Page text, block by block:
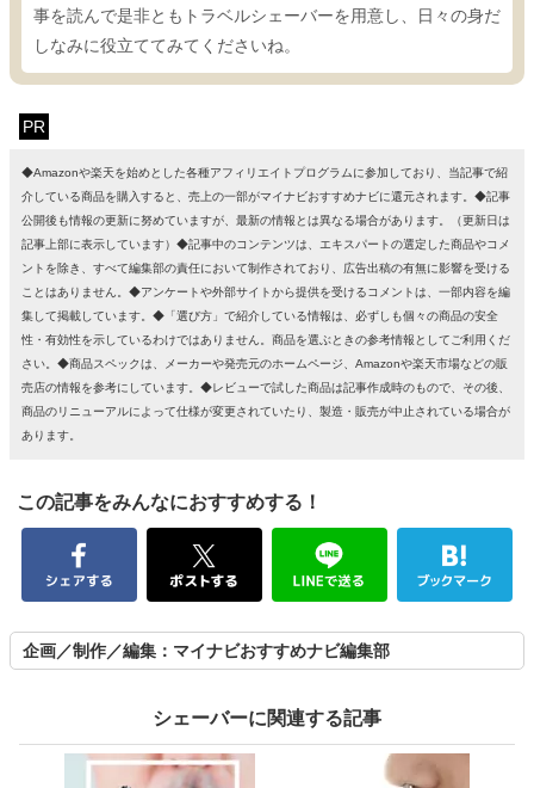
事を読んで是非ともトラベルシェーバーを用意し、日々の身だ
しなみに役立ててみてくださいね。
PR
◆Amazonや楽天を始めとした各種アフィリエイトプログラムに参加しており、当記事で紹
介している商品を購入すると、売上の一部がマイナビおすすめナビに還元されます。◆記事
公開後も情報の更新に努めていますが、最新の情報とは異なる場合があります。（更新日は
記事上部に表示しています）◆記事中のコンテンツは、エキスパートの選定した商品やコメ
ントを除き、すべて編集部の責任において制作されており、広告出稿の有無に影響を受ける
ことはありません。◆アンケートや外部サイトから提供を受けるコメントは、一部内容を編
集して掲載しています。◆「選び方」で紹介している情報は、必ずしも個々の商品の安全
性・有効性を示しているわけではありません。商品を選ぶときの参考情報としてご利用くだ
さい。◆商品スペックは、メーカーや発売元のホームページ、Amazonや楽天市場などの販
売店の情報を参考にしています。◆レビューで試した商品は記事作成時のもので、その後、
商品のリニューアルによって仕様が変更されていたり、製造・販売が中止されている場合が
あります。
この記事をみんなにおすすめする！
企画／制作／編集：マイナビおすすめナビ編集部
シェーバーに関連する記事